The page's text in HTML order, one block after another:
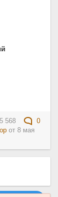
5 568
0
от8 мая